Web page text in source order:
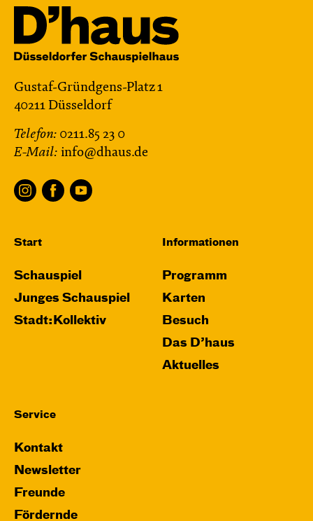
Gustaf-Gründgens-Platz 1
40211 Düsseldorf
Telefon: 0211.85 23 0
E-Mail: info@dhaus.de
Start
Schauspiel
Junges Schauspiel
Stadt:Kollektiv
Informationen
Programm
Karten
Besuch
Das D’haus
Aktuelles
Service
Kontakt
Newsletter
Freunde
Fördernde